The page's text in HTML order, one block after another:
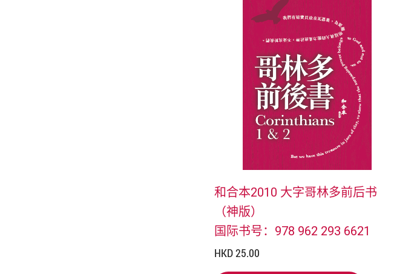
和合本2010 大字哥林多前后书
（神版）
国际书号：978 962 293 6621
HKD 25.00